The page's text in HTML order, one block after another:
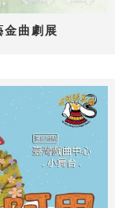
曲劇展